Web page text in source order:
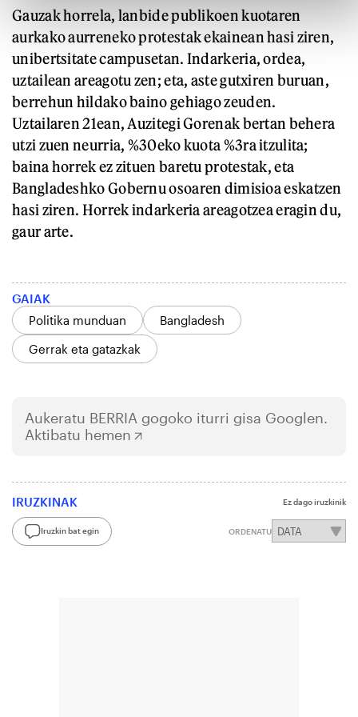
Gauzak horrela, lanbide publikoen kuotaren
aurkako aurreneko protestak ekainean hasi ziren,
unibertsitate campusetan. Indarkeria, ordea,
uztailean areagotu zen; eta, aste gutxiren buruan,
berrehun hildako baino gehiago zeuden.
Uztailaren 21ean, Auzitegi Gorenak bertan behera
utzi zuen neurria, %30eko kuota %3ra itzulita;
baina horrek ez zituen baretu protestak, eta
Bangladeshko Gobernu osoaren dimisioa eskatzen
hasi ziren. Horrek indarkeria areagotzea eragin du,
gaur arte.
GAIAK
Politika munduan
Bangladesh
Gerrak eta gatazkak
Aukeratu BERRIA gogoko iturri gisa Googlen.
Aktibatu hemen
IRUZKINAK Ez dago iruzkinik
Iruzkin bat egin ORDENATU